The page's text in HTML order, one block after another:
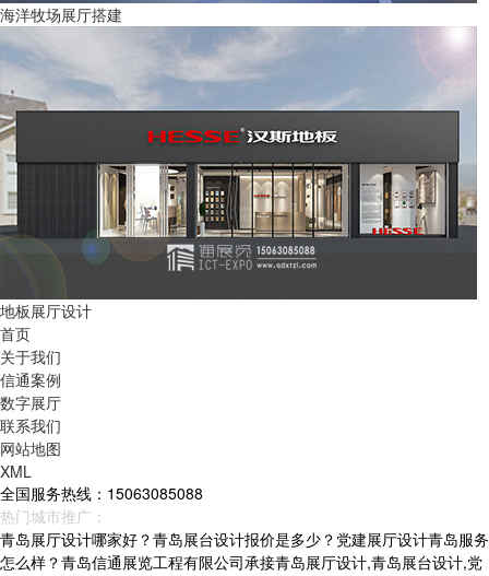
海洋牧场展厅搭建
地板展厅设计
首页
关于我们
信通案例
数字展厅
联系我们
网站地图
XML
全国服务热线：15063085088
热门城市推广：
青岛展厅设计哪家好？青岛展台设计报价是多少？党建展厅设计青岛服务
怎么样？青岛信通展览工程有限公司承接青岛展厅设计,青岛展台设计,党